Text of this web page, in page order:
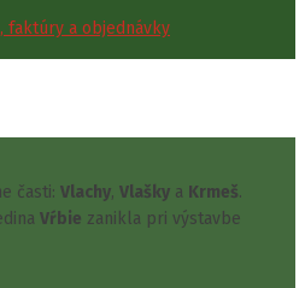
faktúry a objednávky
časti: Vlachy, Vlašky a Krmeš.
Vŕbie zanikla pri výstavbe